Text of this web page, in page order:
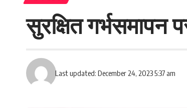
सुरक्षित गर्भसमापन
Last updated: December 24, 2023 5:37 am